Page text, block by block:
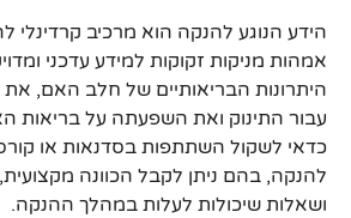
הידע הנוגע להנקה הוא מרכיב
אמהות מניקות זקוקות למידע עדכני
היתרונות הבריאותיים של חלב האם,
עבור התינוק ואת השפעתה על בריאות
כדאי לשקול השתתפות בסדנאות או
להנקה, בהם ניתן לקבל הכוונה
ושאלות שיכולות לעלות במהלך ההנקה.